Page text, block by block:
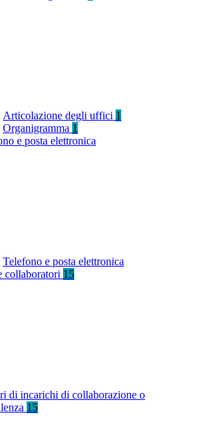
Articolazione degli uffici 1
Organigramma 1
e posta elettronica
Telefono e posta elettronica
collaboratori 15
di incarichi di collaborazione o
15